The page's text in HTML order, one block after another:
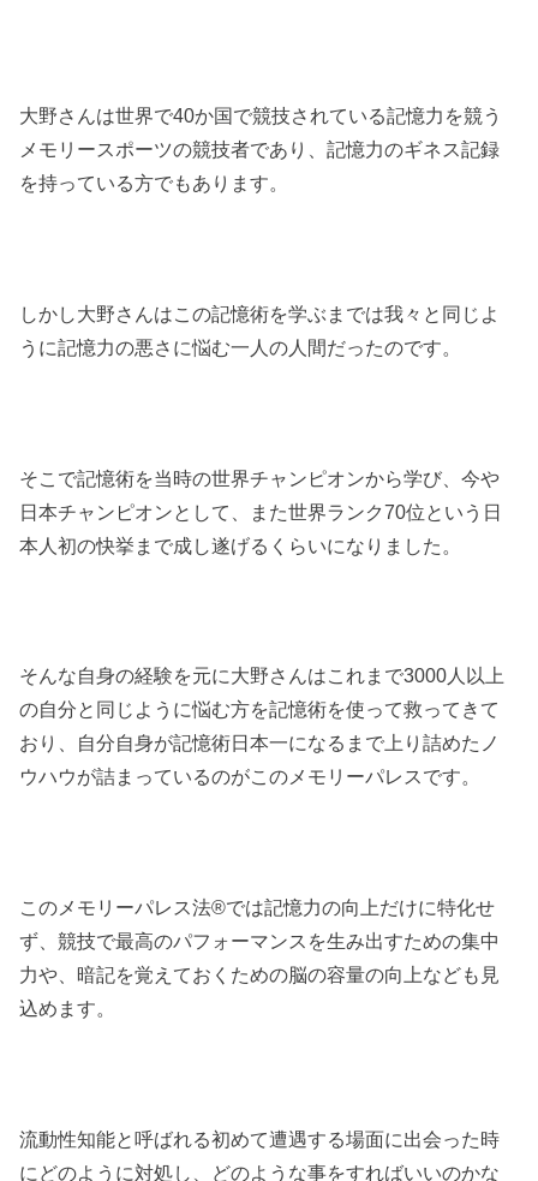
大野さんは世界で40か国で競技されている記憶力を競う
メモリースポーツの競技者であり、記憶力のギネス記録
を持っている方でもあります。
しかし大野さんはこの記憶術を学ぶまでは我々と同じよ
うに記憶力の悪さに悩む一人の人間だったのです。
そこで記憶術を当時の世界チャンピオンから学び、今や
日本チャンピオンとして、また世界ランク70位という日
本人初の快挙まで成し遂げるくらいになりました。
そんな自身の経験を元に大野さんはこれまで3000人以上
の自分と同じように悩む方を記憶術を使って救ってきて
おり、自分自身が記憶術日本一になるまで上り詰めたノ
ウハウが詰まっているのがこのメモリーパレスです。
このメモリーパレス法®︎では記憶力の向上だけに特化せ
ず、競技で最高のパフォーマンスを生み出すための集中
力や、暗記を覚えておくための脳の容量の向上なども見
込めます。
流動性知能と呼ばれる初めて遭遇する場面に出会った時
にどのように対処し、どのような事をすればいいのかな